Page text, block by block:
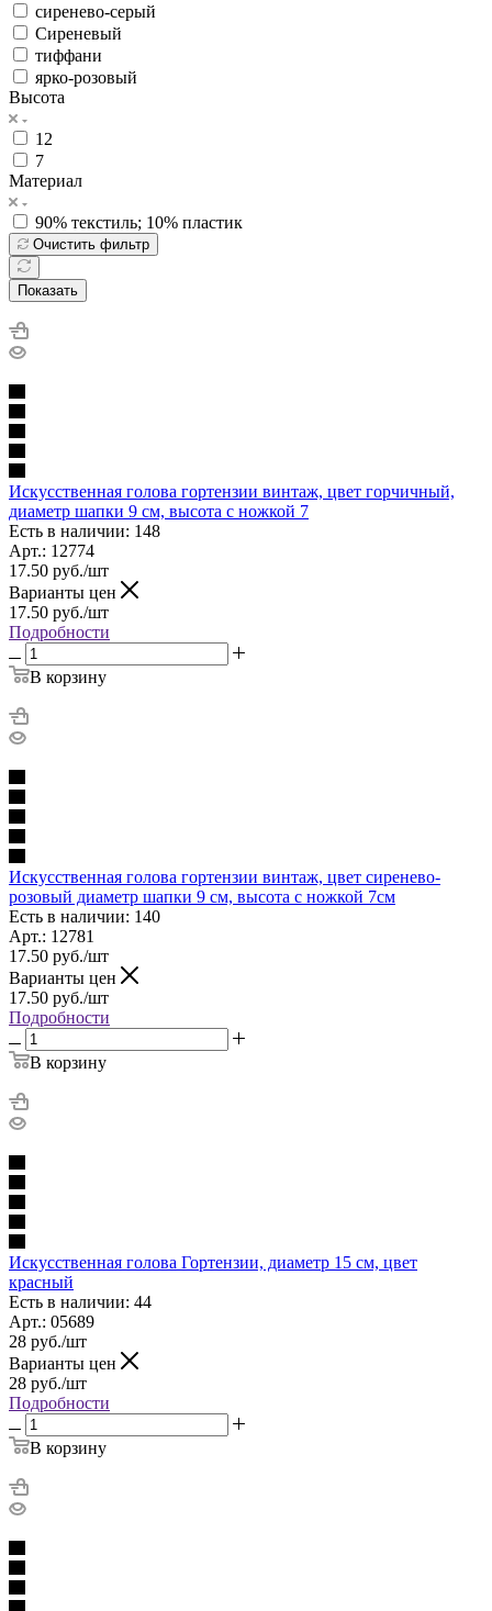
сиренево-серый
Сиреневый
тиффани
ярко-розовый
Высота
12
7
Материал
90% текстиль; 10% пластик
Очистить фильтр
Показать
Искусственная голова гортензии винтаж, цвет горчичный,
диаметр шапки 9 см, высота с ножкой 7
Есть в наличии: 148
Арт.: 12774
17.50 руб./шт
Варианты цен
17.50 руб./шт
Подробности
В корзину
Искусственная голова гортензии винтаж, цвет сиренево-
розовый диаметр шапки 9 см, высота с ножкой 7см
Есть в наличии: 140
Арт.: 12781
17.50 руб./шт
Варианты цен
17.50 руб./шт
Подробности
В корзину
Искусственная голова Гортензии, диаметр 15 см, цвет
красный
Есть в наличии: 44
Арт.: 05689
28 руб./шт
Варианты цен
28 руб./шт
Подробности
В корзину